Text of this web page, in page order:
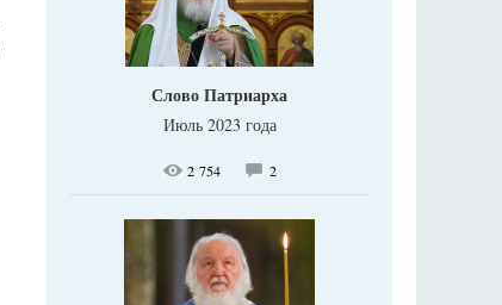
Слово Патриарха
Июль 2023 года
2 754 2